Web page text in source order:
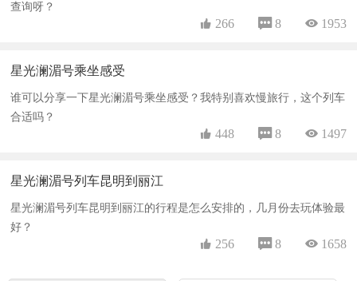
查询呀？
 266  8  1953
星光澜湄号乘坐感受
谁可以分享一下星光澜湄号乘坐感受？我特别喜欢慢旅行，这个列车
合适吗？
 448  8  1497
星光澜湄号列车昆明到丽江
星光澜湄号列车昆明到丽江的行程是怎么安排的，几月份去玩体验最
好？
 256  8  1658